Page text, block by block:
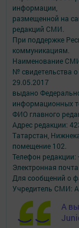
А
информации,
размещенной на
редакций СМИ.
При поддержке
коммуникациям.
Наименование
№ свидетельства
29.05.2017
выдано
информационных
ФИО главного
Адрес редакции:
Татарстан,
помещение 102.
Телефон редакции:
Электронная
Для сообщений о
Учредитель СМИ:
АО «ТАТМЕДИА»